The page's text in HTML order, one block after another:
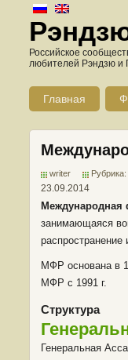
Российское
любителей Рэндзю и
Главная
writer Рубрика:
23.09.2014
Международная
занимающаяся
МФР основана в
МФР с 1991 г.
Структура
Генеральная